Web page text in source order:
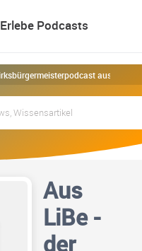
Erlebe Podcasts
aus
Aus
LiBe -
der